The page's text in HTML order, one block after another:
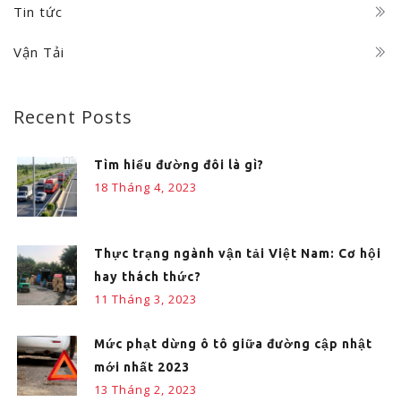
Tin tức
Vận Tải
Recent Posts
Tìm hiểu đường đôi là gì?
18 Tháng 4, 2023
Thực trạng ngành vận tải Việt Nam: Cơ hội
hay thách thức?
11 Tháng 3, 2023
Mức phạt dừng ô tô giữa đường cập nhật
mới nhất 2023
13 Tháng 2, 2023